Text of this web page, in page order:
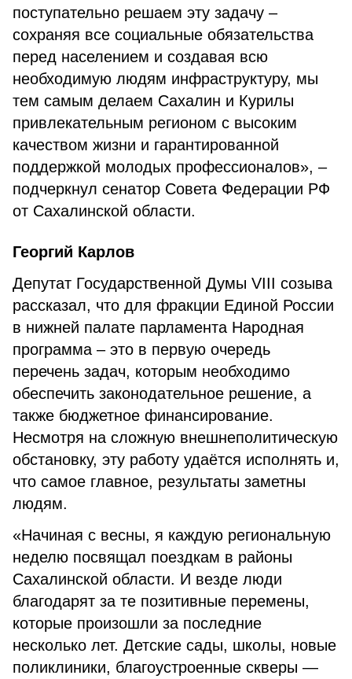
поступательно решаем эту задачу –
сохраняя все социальные обязательства
перед населением и создавая всю
необходимую людям инфраструктуру, мы
тем самым делаем Сахалин и Курилы
привлекательным регионом с высоким
качеством жизни и гарантированной
поддержкой молодых профессионалов», –
подчеркнул сенатор Совета Федерации РФ
от Сахалинской области.
Георгий Карлов
Депутат Государственной Думы VIII созыва
рассказал, что для фракции Единой России
в нижней палате парламента Народная
программа – это в первую очередь
перечень задач, которым необходимо
обеспечить законодательное решение, а
также бюджетное финансирование.
Несмотря на сложную внешнеполитическую
обстановку, эту работу удаётся исполнять и,
что самое главное, результаты заметны
людям.
«Начиная с весны, я каждую региональную
неделю посвящал поездкам в районы
Сахалинской области. И везде люди
благодарят за те позитивные перемены,
которые произошли за последние
несколько лет. Детские сады, школы, новые
поликлиники, благоустроенные скверы —